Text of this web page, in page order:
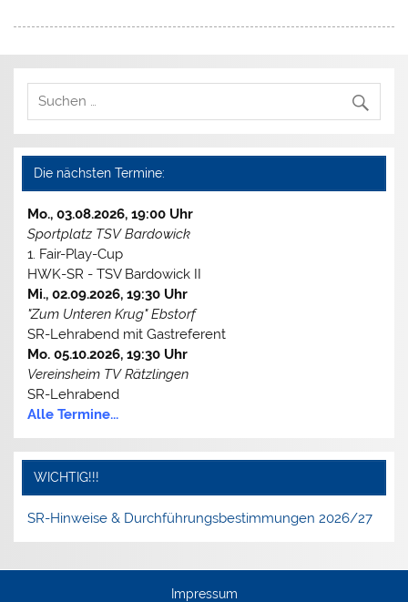
Die nächsten Termine:
Mo., 03.08.2026, 19:00 Uhr
Sportplatz TSV Bardowick
1. Fair-Play-Cup
HWK-SR - TSV Bardowick II
Mi., 02.09.2026, 19:30 Uhr
"Zum Unteren Krug" Ebstorf
SR-Lehrabend mit Gastreferent
Mo. 05.10.2026, 19:30 Uhr
Vereinsheim TV Rätzlingen
SR-Lehrabend
Alle Termine...
WICHTIG!!!
SR-Hinweise & Durchführungsbestimmungen 2026/27
Impressum